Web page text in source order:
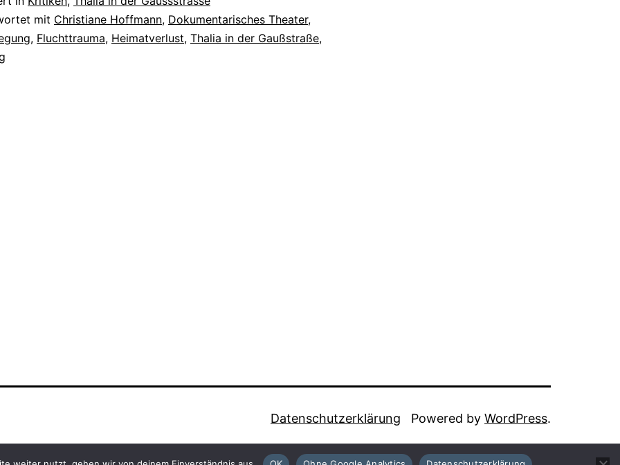
erinnern
mit Christiane Hoffmann, Dokumentarisches Theater,
, Fluchttrauma, Heimatverlust, Thalia in der Gaußstraße,
Datenschutzerklärung Powered by WordPress.